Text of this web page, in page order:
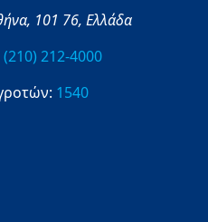
101 76, Ελλάδα
(210) 212-4000
1540